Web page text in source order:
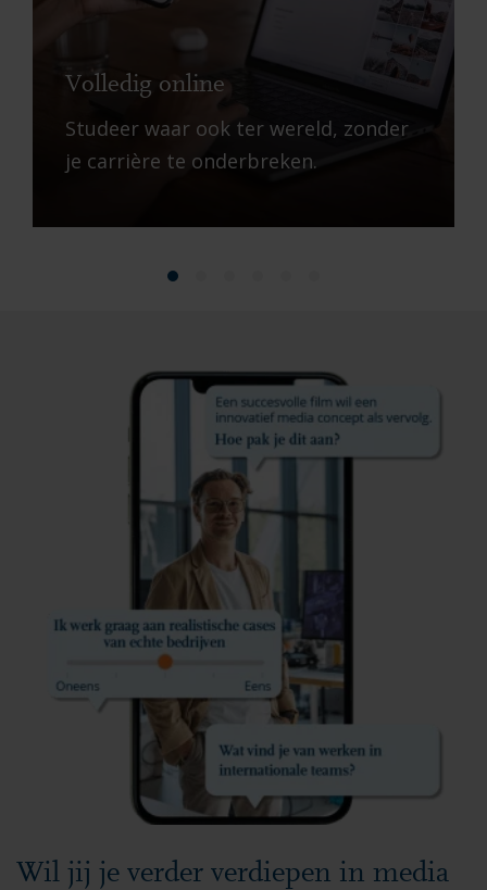
Volledig online
Studeer waar ook ter wereld, zonder
je carrière te onderbreken.
Wil jij je verder verdiepen in media